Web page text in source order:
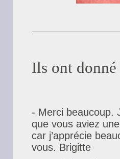
Ils ont
- Merci beaucoup.
que vous aviez
car j’apprécie
vous. Brigitte